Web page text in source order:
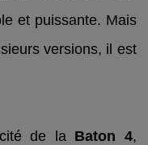
et puissante. Mais
versions, il est
de la Baton 4,